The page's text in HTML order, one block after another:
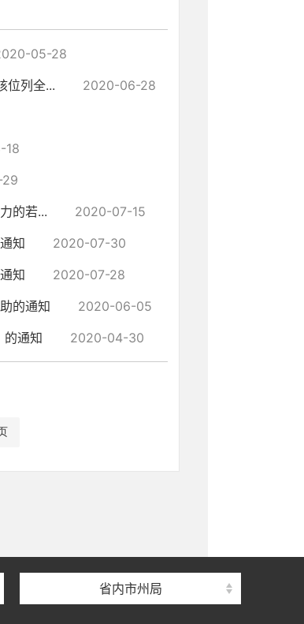
05-28
位列全...
2020-06-28
18
的若...
2020-07-15
知
2020-07-30
知
2020-07-28
的通知
2020-06-05
的通知
2020-04-30
省内市州局